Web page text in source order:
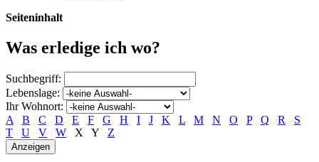
Seiteninhalt
Was erledige ich wo?
Suchbegriff:
Lebenslage:
Ihr Wohnort:
A
B C D E F G H I J K L M N O P Q R
S
T
U V W X Y Z